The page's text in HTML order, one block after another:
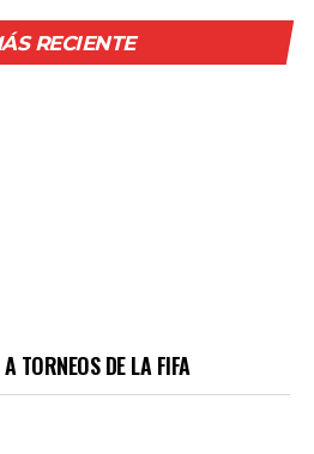
RECIENTE
TORNEOS DE LA FIFA